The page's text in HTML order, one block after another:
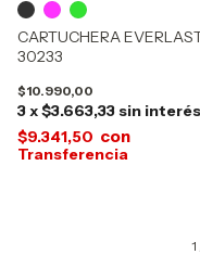
CARTUCHERA
30233
$10.990,00
3x$3.663,33 sin interés
$9.341,50 con
1